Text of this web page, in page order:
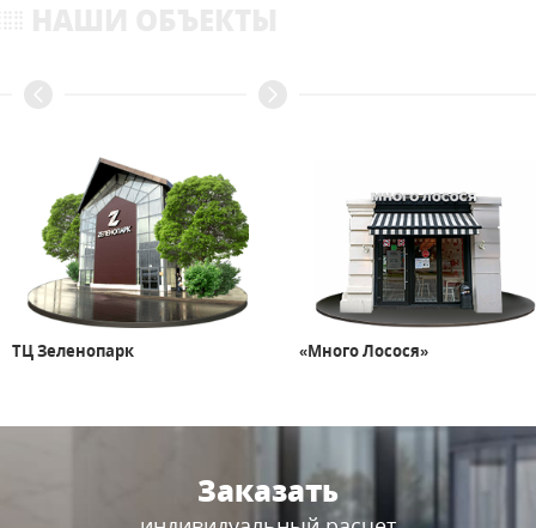
ТЦ Зеленопарк «Много Лосося»
Заказать